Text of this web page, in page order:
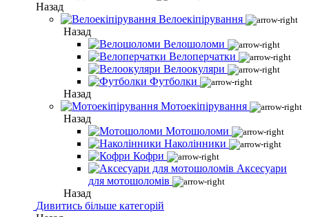
Назад
Велоекіпірування
Назад
Велошоломи
Велоперчатки
Велоокуляри
Футболки
Назад
Мотоекіпірування
Назад
Мотошоломи
Наколінники
Кофри
Аксесуари
для мотошоломів
Назад
Дивитись більше категорій